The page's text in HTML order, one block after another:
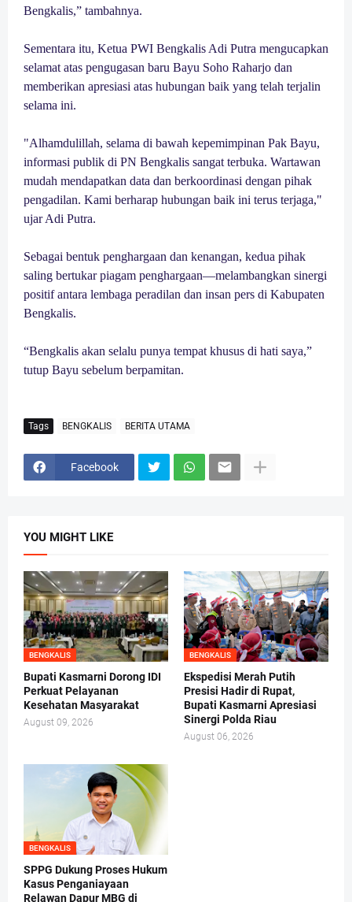
Bengkalis,” tambahnya.
Sementara itu, Ketua PWI Bengkalis Adi Putra mengucapkan
selamat atas pengugasan baru Bayu Soho Raharjo dan
memberikan apresiasi atas hubungan baik yang telah terjalin
selama ini.
"Alhamdulillah, selama di bawah kepemimpinan Pak Bayu,
informasi publik di PN Bengkalis sangat terbuka. Wartawan
mudah mendapatkan data dan berkoordinasi dengan pihak
pengadilan. Kami berharap hubungan baik ini terus terjaga,"
ujar Adi Putra.
Sebagai bentuk penghargaan dan kenangan, kedua pihak
saling bertukar piagam penghargaan—melambangkan sinergi
positif antara lembaga peradilan dan insan pers di Kabupaten
Bengkalis.
“Bengkalis akan selalu punya tempat khusus di hati saya,”
tutup Bayu sebelum berpamitan.
Tags BENGKALIS BERITA UTAMA
Facebook
YOU MIGHT LIKE
BENGKALIS
Bupati Kasmarni Dorong IDI
Perkuat Pelayanan
Kesehatan Masyarakat
August 09, 2026
BENGKALIS
Ekspedisi Merah Putih
Presisi Hadir di Rupat,
Bupati Kasmarni Apresiasi
Sinergi Polda Riau
August 06, 2026
BENGKALIS
SPPG Dukung Proses Hukum
Kasus Penganiayaan
Relawan Dapur MBG di